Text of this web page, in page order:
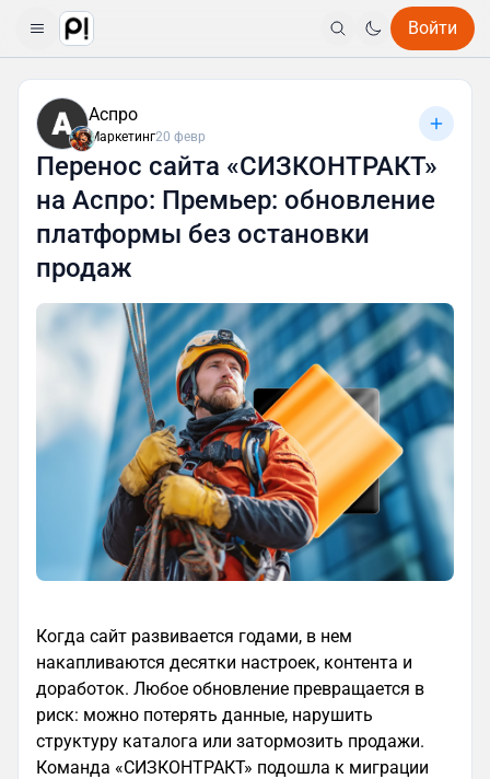
Войти
Аспро
Маркетинг20 февр
Перенос сайта «СИЗКОНТРАКТ»
на Аспро: Премьер: обновление
платформы без остановки
продаж
Когда сайт развивается годами, в нем
накапливаются десятки настроек, контента и
доработок. Любое обновление превращается в
риск: можно потерять данные, нарушить
структуру каталога или затормозить продажи.
Команда «СИЗКОНТРАКТ» подошла к миграции